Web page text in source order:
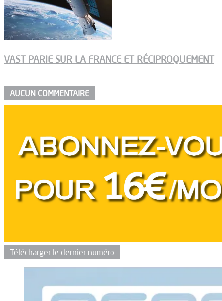
VAST PARIE SUR LA FRANCE ET RÉCIPROQUEMENT
AUCUN COMMENTAIRE
Télécharger le dernier numéro